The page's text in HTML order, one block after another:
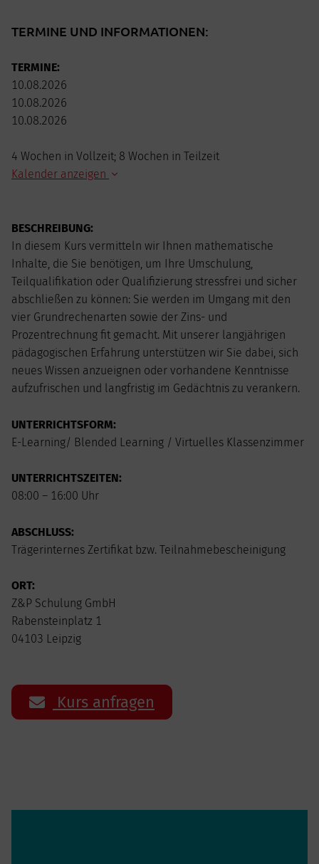
TERMINE UND INFORMATIONEN:
TERMINE:
10.08.2026
10.08.2026
10.08.2026
4 Wochen in Vollzeit; 8 Wochen in Teilzeit
Kalender anzeigen
Mo Di
8
10
14
17
18 19
24
25 26 27 29
31
BESCHREIBUNG:
In diesem Kurs vermitteln wir Ihnen mathematische
Inhalte, die Sie benötigen, um Ihre Umschulung,
Teilqualifikation oder Qualifizierung stressfrei und sicher
abschließen zu können: Sie werden im Umgang mit den
vier Grundrechenarten sowie der Zins- und
Prozentrechnung fit gemacht. Mit unserer langjährigen
pädagogischen Erfahrung unterstützen wir Sie dabei, sich
neues Wissen anzueignen oder vorhandene Kenntnisse
aufzufrischen und langfristig im Gedächtnis zu verankern.
UNTERRICHTSFORM:
E-Learning/ Blended Learning / Virtuelles Klassenzimmer
UNTERRICHTSZEITEN:
08:00 – 16:00 Uhr
ABSCHLUSS:
Trägerinternes Zertifikat bzw. Teilnahmebescheinigung
ORT:
Z&P Schulung GmbH
Rabensteinplatz 1
04103 Leipzig
Kurs anfragen